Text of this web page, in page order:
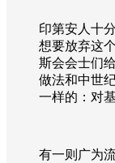
印第安人十
想要放弃这
斯会会士们
做法和中世
一样的：对
有一则广为